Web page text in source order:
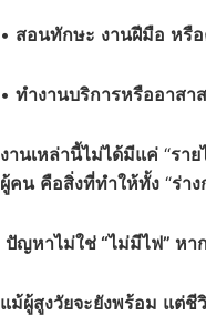
• สอนทักษะ งานฝีมือ หรื
• ทำงานบริการหรืออาสา
งานเหล่านี้ไม่ได้มีแค่ “ราย
ผู้คน คือสิ่งที่ทำให้ทั้ง “ร่า
ปัญหาไม่ใช่ “ไม่มีไฟ” หา
แม้ผู้สูงวัยจะยังพร้อม แต่ชี